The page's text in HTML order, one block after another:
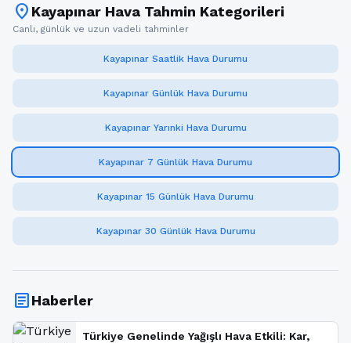
location_on Kayapınar Hava Tahmin Kategorileri
Canlı, günlük ve uzun vadeli tahminler
Kayapınar Saatlik Hava Durumu
Kayapınar Günlük Hava Durumu
Kayapınar Yarınki Hava Durumu
Kayapınar 7 Günlük Hava Durumu
Kayapınar 15 Günlük Hava Durumu
Kayapınar 30 Günlük Hava Durumu
articleHaberler
Türkiye Genelinde Yağışlı Hava Etkili: Kar,